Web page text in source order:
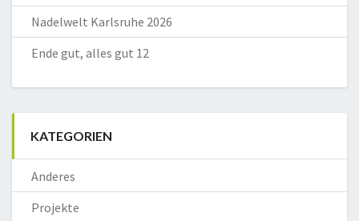
Nadelwelt Karlsruhe 2026
Ende gut, alles gut 12
KATEGORIEN
Anderes
Projekte